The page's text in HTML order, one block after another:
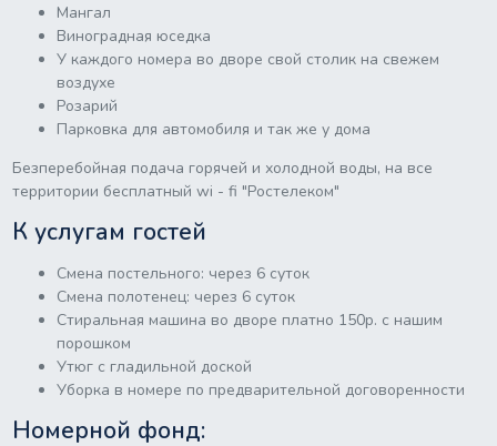
Мангал
Виноградная юседка
У каждого номера во дворе свой столик на свежем
воздухе
Розарий
Парковка для автомобиля и так же у дома
Безперебойная подача горячей и холодной воды, на все
территории бесплатный wi - fi "Ростелеком"
К услугам гостей
Смена постельного: через 6 суток
Смена полотенец: через 6 суток
Стиральная машина во дворе платно 150р. с нашим
порошком
Утюг с гладильной доской
Уборка в номере по предварительной договоренности
Номерной фонд: